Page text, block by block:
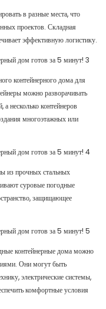
в разные места, что
проектов. Складная
эффективную логистику.
контейнерного дома для
можно разворачивать
несколько контейнеров
многоэтажных или
из прочных стальных
суровые погодные
защищающее
контейнерные дома можно
Они могут быть
электрические системы,
комфортные условия